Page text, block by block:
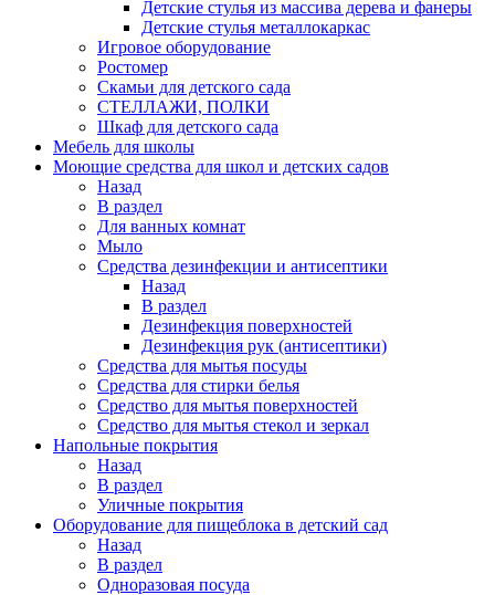
Детские стулья из массива дерева и фанеры
Детские стулья металлокаркас
Игровое оборудование
Ростомер
Скамьи для детского сада
СТЕЛЛАЖИ, ПОЛКИ
Шкаф для детского сада
Мебель для школы
Моющие средства для школ и детских садов
Назад
В раздел
Для ванных комнат
Мыло
Средства дезинфекции и антисептики
Назад
В раздел
Дезинфекция поверхностей
Дезинфекция рук (антисептики)
Средства для мытья посуды
Средства для стирки белья
Средство для мытья поверхностей
Средство для мытья стекол и зеркал
Напольные покрытия
Назад
В раздел
Уличные покрытия
Оборудование для пищеблока в детский сад
Назад
В раздел
Одноразовая посуда